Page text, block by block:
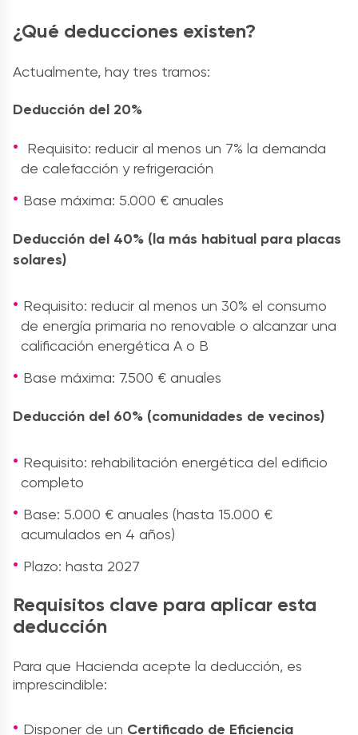
¿Qué deducciones existen?
Actualmente, hay tres tramos:
Deducción del 20%
Requisito: reducir al menos un 7% la demanda
de calefacción y refrigeración
Base máxima: 5.000 € anuales
Deducción del 40% (la más habitual para placas
solares)
Requisito: reducir al menos un 30% el consumo
de energía primaria no renovable o alcanzar una
calificación energética A o B
Base máxima: 7.500 € anuales
Deducción del 60% (comunidades de vecinos)
Requisito: rehabilitación energética del edificio
completo
Base: 5.000 € anuales (hasta 15.000 €
acumulados en 4 años)
Plazo: hasta 2027
Requisitos clave para aplicar esta
deducción
Para que Hacienda acepte la deducción, es
imprescindible:
Disponer de un Certificado de Eficiencia